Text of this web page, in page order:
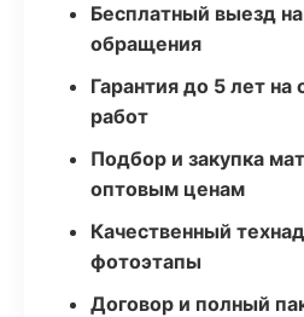
Бесплатный выезд
обращения
Гарантия до 5 лет
работ
Подбор и закупка
оптовым ценам
Качественный
фотоэтапы
Договор и полный